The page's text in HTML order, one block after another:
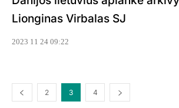
Lionginas Virbalas SJ
2023 11 24 09:22
2 3 4